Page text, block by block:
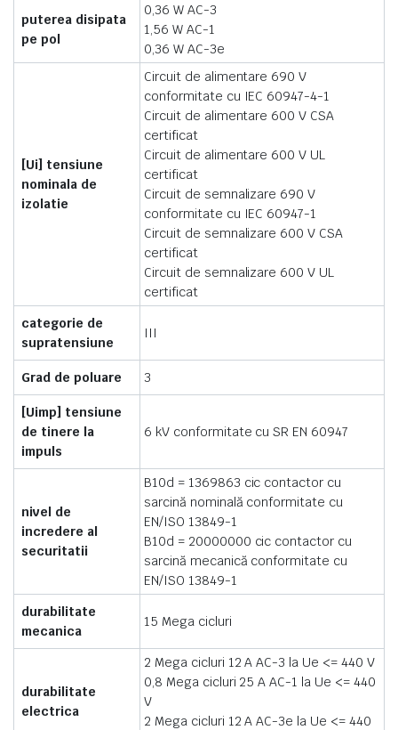
puterea disipata
pe pol
0,36 W AC-3
1,56 W AC-1
0,36 W AC-3e
[Ui] tensiune
nominala de
izolatie
Circuit de alimentare 690 V
conformitate cu IEC 60947-4-1
Circuit de alimentare 600 V CSA
certificat
Circuit de alimentare 600 V UL
certificat
Circuit de semnalizare 690 V
conformitate cu IEC 60947-1
Circuit de semnalizare 600 V CSA
certificat
Circuit de semnalizare 600 V UL
certificat
categorie de
supratensiune
III
Grad de poluare 3
[Uimp] tensiune
de tinere la
impuls
6 kV conformitate cu SR EN 60947
nivel de
incredere al
securitatii
B10d = 1369863 cic contactor cu
sarcină nominală conformitate cu
EN/ISO 13849-1
B10d = 20000000 cic contactor cu
sarcină mecanică conformitate cu
EN/ISO 13849-1
durabilitate
mecanica
15 Mega cicluri
durabilitate
electrica
2 Mega cicluri 12 A AC-3 la Ue <= 440 V
0,8 Mega cicluri 25 A AC-1 la Ue <= 440
V
2 Mega cicluri 12 A AC-3e la Ue <= 440